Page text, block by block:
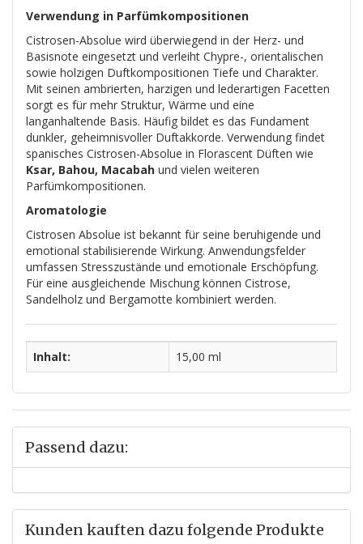
Verwendung in Parfümkompositionen
Cistrosen-Absolue wird überwiegend in der Herz- und
Basisnote eingesetzt und verleiht Chypre-, orientalischen
sowie holzigen Duftkompositionen Tiefe und Charakter.
Mit seinen ambrierten, harzigen und lederartigen Facetten
sorgt es für mehr Struktur, Wärme und eine
langanhaltende Basis. Häufig bildet es das Fundament
dunkler, geheimnisvoller Duftakkorde. Verwendung findet
spanisches Cistrosen-Absolue in Florascent Düften wie
Ksar, Bahou, Macabah und vielen weiteren
Parfümkompositionen.
Aromatologie
Cistrosen Absolue ist bekannt für seine beruhigende und
emotional stabilisierende Wirkung. Anwendungsfelder
umfassen Stresszustände und emotionale Erschöpfung.
Für eine ausgleichende Mischung können Cistrose,
Sandelholz und Bergamotte kombiniert werden.
Inhalt: 15,00 ml
Passend dazu:
Kunden kauften dazu folgende Produkte